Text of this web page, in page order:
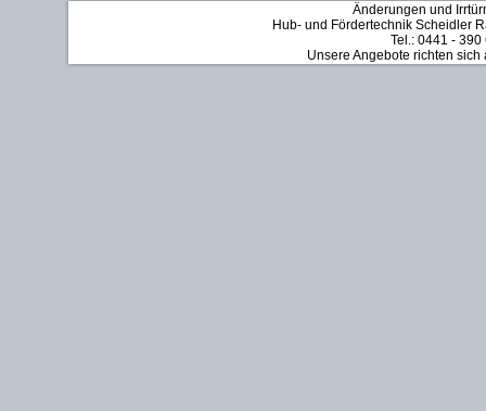
Änderungen und
Hub- und Fördertechnik Scheidler
Tel.: 0441 -
Unsere Angebote richten